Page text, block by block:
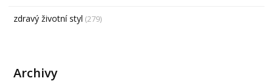
zdravý životní styl (279)
Archivy